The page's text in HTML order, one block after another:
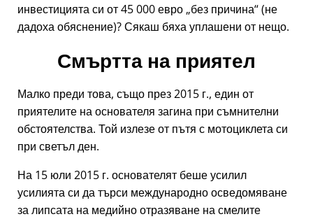
инвестицията си от 45 000 евро без причина (не
дадоха обяснение)? Сякаш бяха уплашени от нещо.
Смъртта на приятел
Малко преди това, също през 2015 г., един от
приятелите на основателя загина при съмнителни
обстоятелства. Той излезе от пътя с мотоциклета си
при светъл ден.
На 15 юли 2015 г. основателят беше усилил
усилията си да търси международно осведомяване
за липсата на медийно отразяване на смелите